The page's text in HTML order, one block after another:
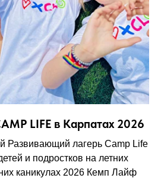
LIFE в Карпатах 2026
Развивающий лагерь Camp Life
и подростков на летних
каникулах 2026 Кемп Лайф